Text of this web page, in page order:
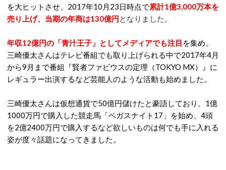
を大ヒットさせ、2017年10月23日時点で累計1億3,000万本を
売り上げ、当期の年商は130億円となりました。
年収12億円の「青汁王子」としてメディアでも注目 を集め、
三崎優太さんはテレビ番組でも取り上げられる中で2017年4月
から9月まで番組『賢者ファビウスの定理（TOKYO MX）』に
レギュラー出演するなど芸能人のような活動も始めました。
三崎優太さんは仮想通貨で50億円儲けたと豪語しており、1億
1000万円で購入した競走馬「ベガスナイト17」を始め、4頭
を2億2400万円で購入するなど欲しいものは何でも手に入れる
姿が度々話題になってきました。